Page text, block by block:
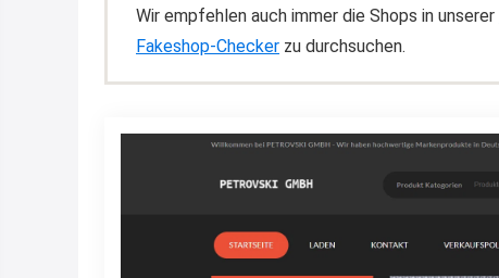
Wir empfehlen auch immer die Shops in unserer
Fakeshop-Checker zu durchsuchen.